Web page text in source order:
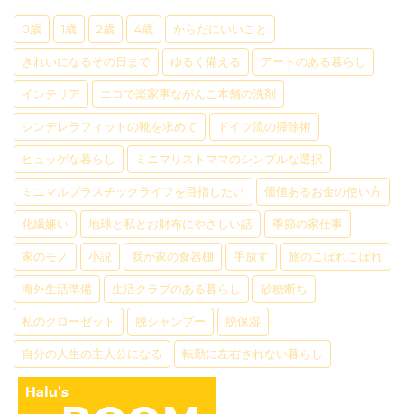
0歳 1歳 2歳 4歳 からだにいいこと
きれいになるその日まで ゆるく備える アートのある暮らし
インテリア エコで楽家事ながんこ本舗の洗剤
シンデレラフィットの靴を求めて ドイツ流の掃除術
ヒュッゲな暮らし ミニマリストママのシンプルな選択
ミニマルプラスチックライフを目指したい 価値あるお金の使い方
化繊嫌い 地球と私とお財布にやさしい話 季節の家仕事
家のモノ 小説 我が家の食器棚 手放す 旅のこぼれこぼれ
海外生活準備 生活クラブのある暮らし 砂糖断ち
私のクローゼット 脱シャンプー 脱保湿
自分の人生の主人公になる 転勤に左右されない暮らし